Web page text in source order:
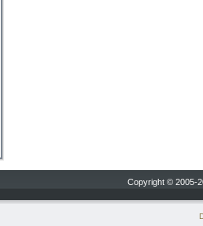
Copyright © 2005-